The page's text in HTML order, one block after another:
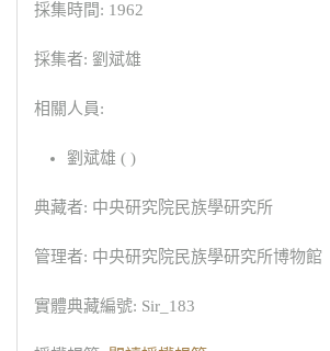
採集時間: 1962
採集者: 劉斌雄
相關人員:
劉斌雄 ( )
典藏者: 中央研究院民族學研究所
管理者: 中央研究院民族學研究所博物館
實體典藏編號: Sir_183